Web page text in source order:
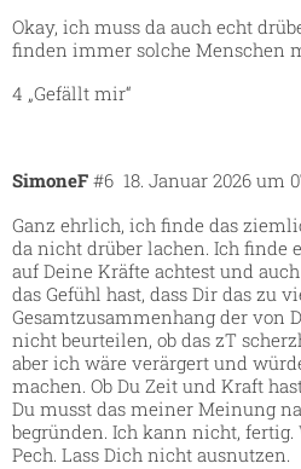
Okay, ich muss da auch echt
finden immer solche Menschen
4 „Gefällt mir“
SimoneF 18. Januar 2026 um
#6
Ganz ehrlich, ich finde das
da nicht drüber lachen. Ich finde
auf Deine Kräfte achtest und
das Gefühl hast, dass Dir das zu
Gesamtzusammenhang der von
nicht beurteilen, ob das zT
aber ich wäre verärgert und
machen. Ob Du Zeit und Kraft
Du musst das meiner Meinung
begründen. Ich kann nicht,
Pech. Lass Dich nicht ausnutzen.